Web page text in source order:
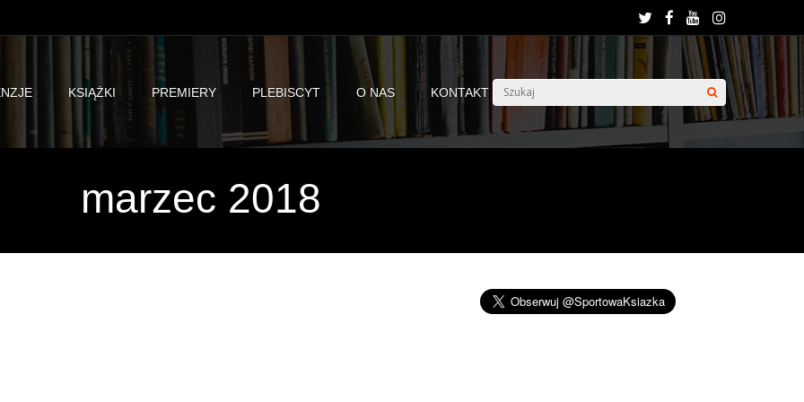
KSIĄŻKI PREMIERY PLEBISCYT O NAS KONTAKT
marzec 2018